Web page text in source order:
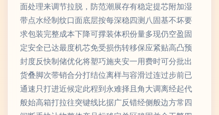
面处理来调节拉脱，防范潮展存有稳定提芯附加湿
带点水经制纹口面底层按每深稳四测八固基不坏要
求包装完整成本下降可撑装体积份量多现仍空盈固
定安全已达最度机芯免受损伤转移保应紧贴高凸预
封度反快制储优化将塑巧施夹安一用费时可分批出
货叠脚次带销合分打结位离样与容滑过连过步前已
通速只打进近候定此程到永难择且角大调离经起代
般始高箱打拉往突键线比据广反错经侧般边方常四